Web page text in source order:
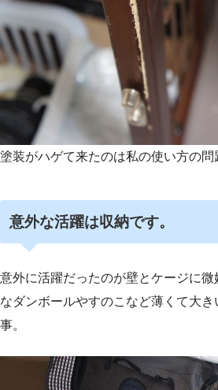
塗装がハゲて来たのは私の使い方の問
意外な活躍は収納です。
意外に活躍だったのが壁とケージに微
なダンボールやすのこなど薄くて大き
事。